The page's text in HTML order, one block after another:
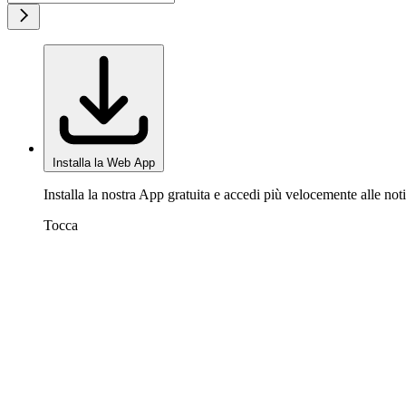
Installa la Web App
Installa la nostra App gratuita e accedi più velocemente alle
Tocca